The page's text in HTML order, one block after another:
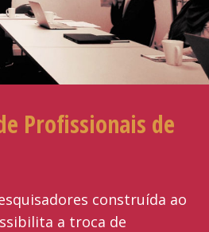
Profissionais de
construída ao
a troca de